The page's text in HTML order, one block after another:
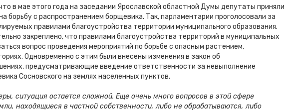
в мае этого года на заседании Ярославской областной Думы депутаты приняли
борьбу с распространением борщевика. Так, парламентарии проголосовали за
правилами благоустройства территории муниципального образования.
закреплено, что правилами благоустройства территорий в муниципальных
вопрос проведения мероприятий по борьбе с опасным растением,
Одновременно с этим были внесены изменения в закон об
предусматривающие введение ответственности за невыполнение
Сосновского на землях населенных пунктов.
ситуация остается сложной. Еще очень много вопросов в этой сфере
находящиеся в частной собственности, либо не обрабатываются, либо